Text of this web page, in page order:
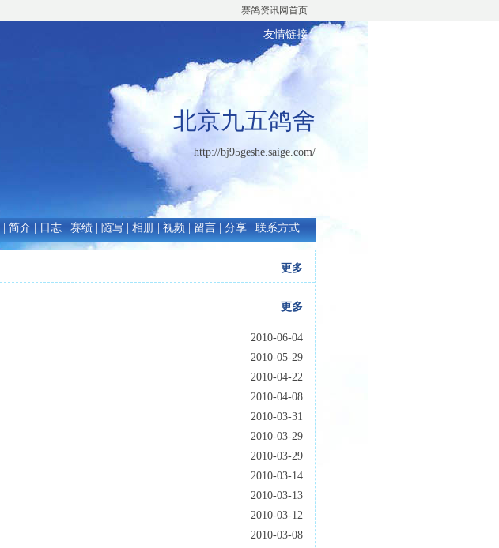
赛鸽资讯网首页
友情链接
北京九五鸽舍
http://bj95geshe.saige.com/
简介 日志 赛绩 随写 相册 视频 留言 分享 联系方式
更多
更多
2010-06-04
2010-05-29
2010-04-22
2010-04-08
2010-03-31
2010-03-29
2010-03-29
2010-03-14
2010-03-13
2010-03-12
2010-03-08